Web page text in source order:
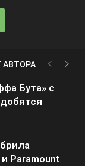
АВТОРА
Бута» с
Paramount